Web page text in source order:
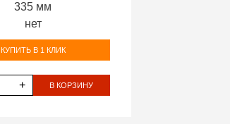
335 мм
нет
КУПИТЬ В 1 КЛИК
+ В КОРЗИНУ